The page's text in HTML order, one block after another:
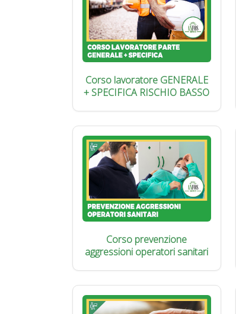
Corso lavoratore GENERALE
+ SPECIFICA RISCHIO BASSO
Corso prevenzione
aggressioni operatori sanitari